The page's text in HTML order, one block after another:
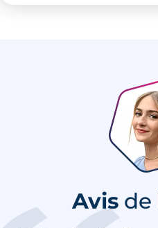
Avisde